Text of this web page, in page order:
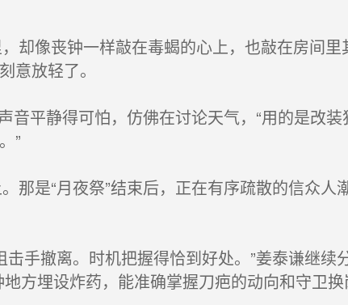
却像丧钟一样敲在毒蝎的心上，也敲在房间
意放轻了。
平静得可怕，仿佛在讨论天气，“用的是改
”
那是“月夜祭”结束后，正在有序疏散的信众人
手撤离。时机把握得恰到好处。”姜泰谦继续
地方埋设炸药，能准确掌握刀疤的动向和守卫